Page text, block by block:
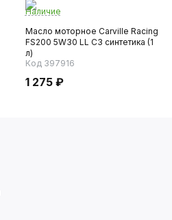
Наличие
Масло моторное Carville Racing
FS200 5W30 LL C3 синтетика (1
л)
Код 397916
1 275 ₽